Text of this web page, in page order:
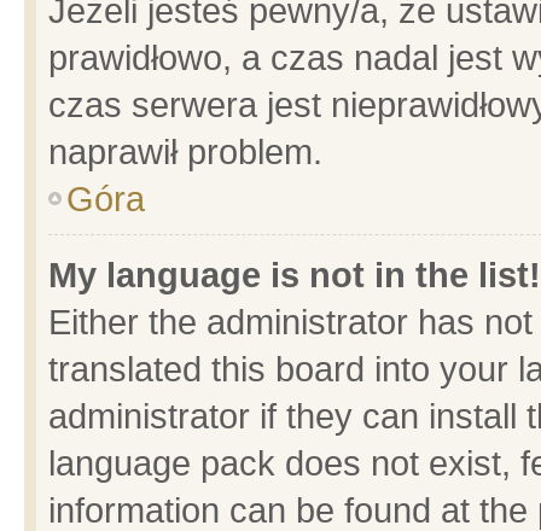
Jeżeli jesteś pewny/a, że
prawidłowo, a czas nadal jest
czas serwera jest
naprawił problem.
Góra
My language is not in the list!
Either the administrator has
translated this board into your
administrator if they can install
language pack does not exist,
information can be found at